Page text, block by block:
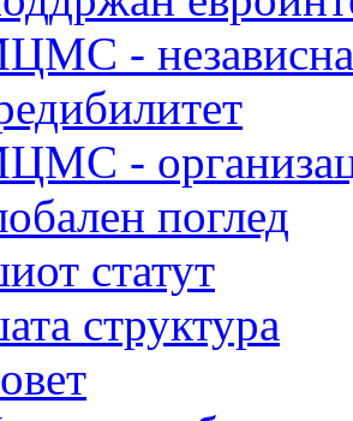
- независна
-
поглед
статут
структура